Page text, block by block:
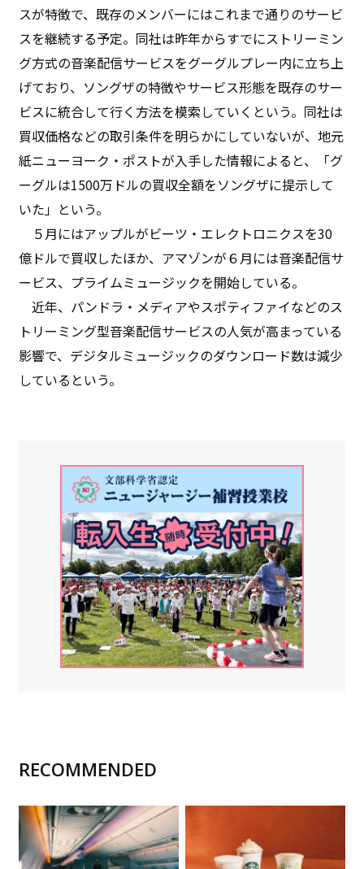
スが特徴で、既存のメンバーにはこれまで通りのサービ
スを継続する予定。同社は昨年からすでにストリーミン
グ方式の音楽配信サービスをグーグルプレー内に立ち上
げており、ソングザの特徴やサービス形態を既存のサー
ビスに統合して行く方法を模索していくという。同社は
買収価格などの取引条件を明らかにしていないが、地元
紙ニューヨーク・ポストが入手した情報によると、「グ
ーグルは1500万ドルの買収全額をソングザに提示して
いた」という。
５月にはアップルがビーツ・エレクトロニクスを30
億ドルで買収したほか、アマゾンが６月には音楽配信サ
ービス、プライムミュージックを開始している。
近年、パンドラ・メディアやスポティファイなどのス
トリーミング型音楽配信サービスの人気が高まっている
影響で、デジタルミュージックのダウンロード数は減少
しているという。
RECOMMENDED